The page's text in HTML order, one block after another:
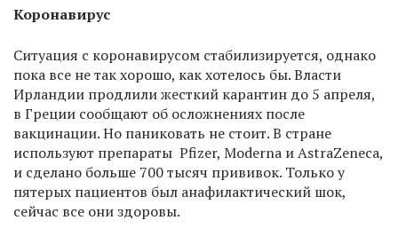
Коронавирус
Ситуация с коронавирусом стабилизируется, однако
пока все не так хорошо, как хотелось бы. Власти
Ирландии продлили жесткий карантин до 5 апреля,
в Греции сообщают об осложнениях после
вакцинации. Но паниковать не стоит. В стране
используют препараты Pfizer, Moderna и AstraZeneca,
и сделано больше 700 тысяч прививок. Только у
пятерых пациентов был анафилактический шок,
сейчас все они здоровы.